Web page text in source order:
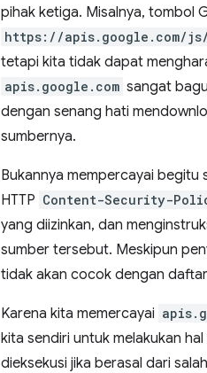
pihak ketiga. Misalnya, tombol
https://apis.google.com/
tetapi kita tidak dapat
apis.google.com sangat
dengan senang hati
sumbernya.
Bukannya mempercayai begitu
HTTP Content-Security-
yang diizinkan, dan
sumber tersebut. Meskipun
tidak akan cocok dengan
Karena kita memercayai
kita sendiri untuk melakukan
dieksekusi jika berasal dari